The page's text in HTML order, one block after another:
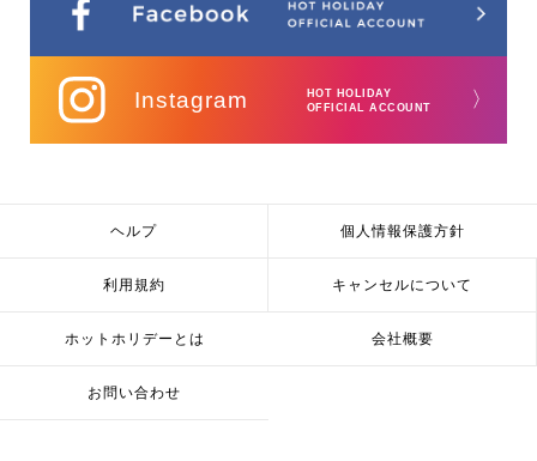
Instagram
HOT HOLIDAY
OFFICIAL ACCOUNT
〉
ヘルプ 個人情報保護方針
利用規約 キャンセルについて
ホットホリデーとは 会社概要
お問い合わせ